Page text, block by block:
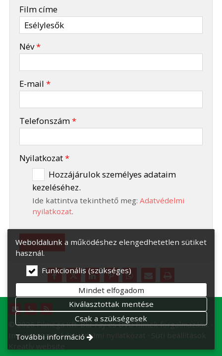
Film címe
Név*
E-mail*
Telefonszám*
Nyilatkozat*
Hozzájárulok személyes adataim
kezeléséhez.
Ide kattintva tekinthető meg: Adatvédelmi
nyilatkozat.
Elküld
© 2026 Filmega Kft. Blu-ray és DVD filmek forgalmazása.
Impresszum Adatvédelmi nyilatkozat
Süti beállítások
Kreatív website
Weboldalunk a működéshez elengedhetetlen sütiket
használ.
Funkcionális (szükséges)
Mindet elfogadom
Kiválasztottak mentése
Csak a szükségesek
További információ